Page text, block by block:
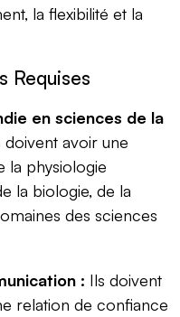
la flexibilité et la
Requises
en sciences de la
doivent avoir une
la physiologie
la biologie, de la
des sciences
: Ils doivent
relation de confiance